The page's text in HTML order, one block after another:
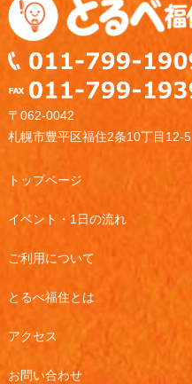
〒062-0042
札幌市豊平区福住2条10丁目12-5
トップページ
イベント・1日の流れ
ご利用について
とるべ福住とは
アクセス
お問い合わせ